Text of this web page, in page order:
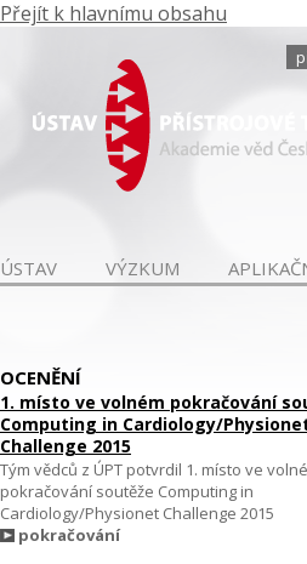
Přejít k hlavnímu obsahu
ÚSTAV VÝZKUM
OCENĚNÍ
1. místo ve volném pokračování
Computing in Cardiology/
Challenge 2015
Tým vědců z ÚPT potvrdil 1. místo ve
pokračování soutěže Computing in
Cardiology/Physionet Challenge 2015
pokračování